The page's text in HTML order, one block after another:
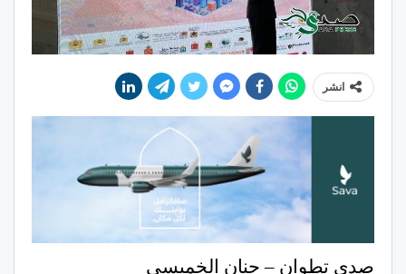
انشر
صدى تطوان – حنان الخميسي